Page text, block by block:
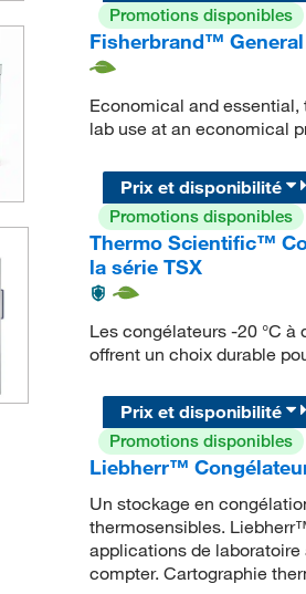
Promotions disponibles
Fisherbrand™
Economical and
lab use at an economical
Prix et disponibilité
Promotions disponibles
Thermo Scientific™
la série TSX
Les congélateurs -20 °C
offrent un choix durable
Prix et disponibilité
Promotions disponibles
Liebherr™
Un stockage en
thermosensibles.
applications de
compter. Cartographie